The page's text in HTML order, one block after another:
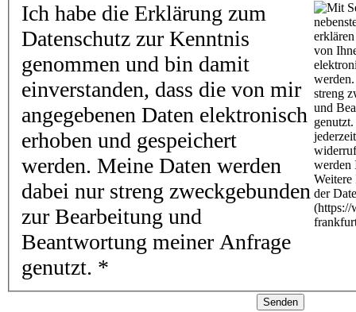
Ich habe die Erklärung zum
Datenschutz zur Kenntnis
genommen und bin damit
einverstanden, dass die von mir
angegebenen Daten elektronisch
erhoben und gespeichert
werden. Meine Daten werden
dabei nur streng zweckgebunden
zur Bearbeitung und
Beantwortung meiner Anfrage
genutzt. *